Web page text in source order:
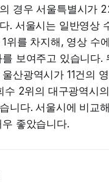
경우 서울특별시가
. 서울시는 일반영상
1위를 차지해, 영상 수
를 보여주고 있습니다.
산광역시가 11건의
수 2위의 대구광역시
니다. 서울시에 비교
좋았습니다.